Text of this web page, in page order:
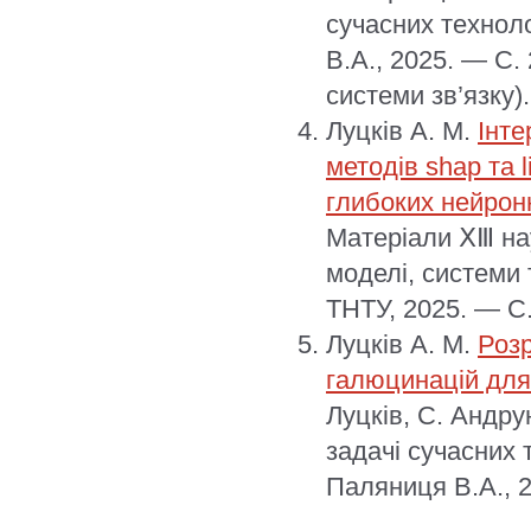
сучасних
В.А., 2025. — С.
системи зв’язку).
Луцків А. М.
методів shap та
глибоких
Матеріали ⅩⅢ
моделі, системи
ТНТУ, 2025. —
Луцків А. М.
галюцинацій
Луцків, С.
задачі
Паляниця В.А.,